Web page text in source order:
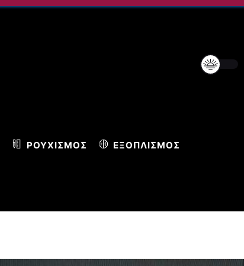
ΡΟΥΧΙΣΜΌΣ ΕΞΟΠΛΙΣΜΌΣ